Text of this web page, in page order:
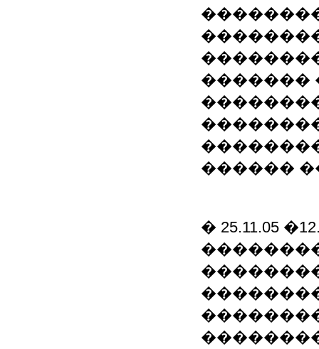
�������
������
� 25.11.05